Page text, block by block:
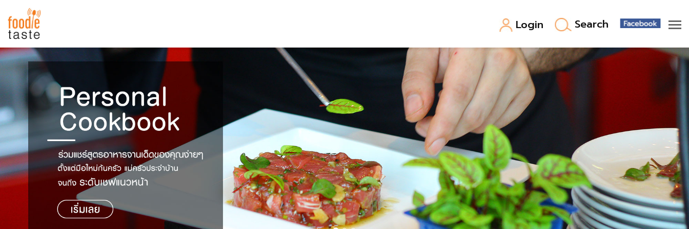
Login Search
สูตรอาหาร
สูตรอาหารล่าสุด
Top Foodie
พาไปชิม
สารพันก้นครัว
เคล็ดลับน่ารู้
เปรียบเทียบหน่วยการตวง
เปรียบเทียบอุณหภูมิ
เปรียบเทียบน้ำหนักวัตถุดิบ
FoodPedia
สร้าง Cookbook